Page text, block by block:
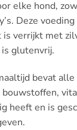
elke hond,
Deze
is verrijkt met
glutenvrij.
bevat
heeft en is